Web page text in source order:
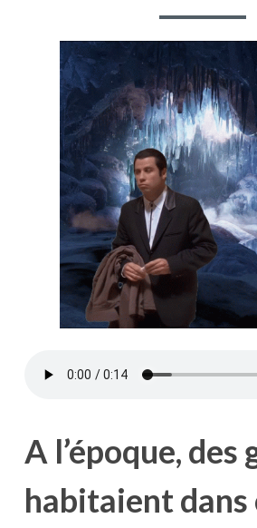
A l’époque, des
habitaient dans